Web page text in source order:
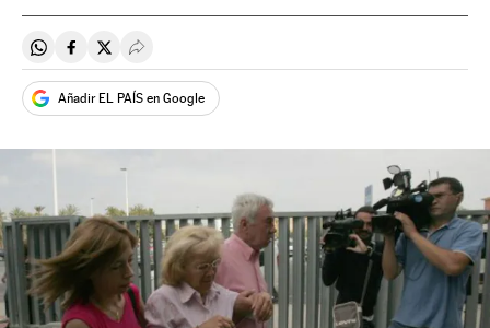
Compartir en Whatsapp
Compartir en Facebook
Compartir en Twitter
Desplegar Redes Sociales
Añadir EL PAÍS en Google